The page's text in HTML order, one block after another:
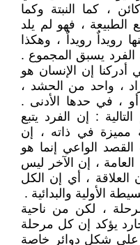
، كما النبتة وكما
الطبيعة ، فهو لم يلد
رويداٌ رويداٌ ، وهكذا
الفرد يسبق المجموع .
أدركنا إن الإنسان هو
، واحد من الحشد ،
، في حدها الأدنى .
: إن الفرد يتبع
مميزة في ذاته ، إن
الواعي إنما هو
، إن الآخر ليس
، أي إن الكل
الأولية والبدائية .
، لكن من ناحية
يؤكد إن كل مرحلة
على شكل دوائر خاصة